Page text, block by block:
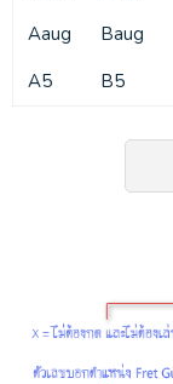
Aaug
Baug
A5
B5